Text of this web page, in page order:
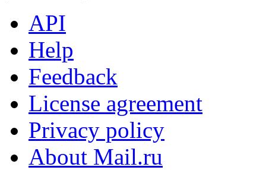
API
Help
Feedback
License agreement
Privacy policy
About Mail.ru